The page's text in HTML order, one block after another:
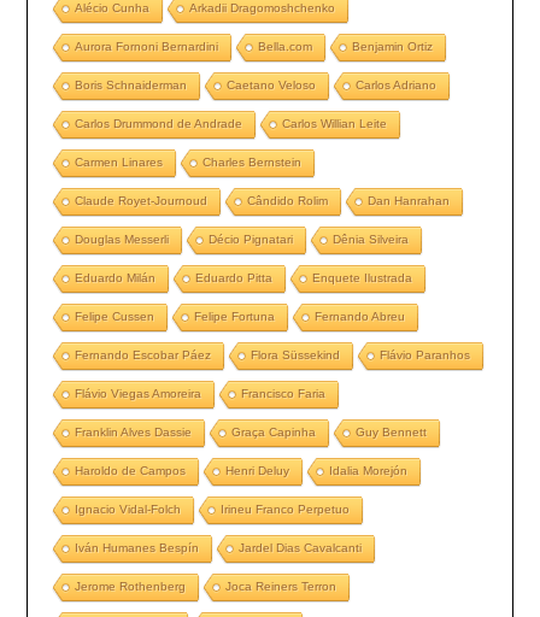
Alécio Cunha Arkadii Dragomoshchenko
Aurora Fornoni Bernardini Bella.com Benjamin Ortiz
Boris Schnaiderman Caetano Veloso Carlos Adriano
Carlos Drummond de Andrade Carlos Willian Leite
Carmen Linares Charles Bernstein
Claude Royet-Journoud Cândido Rolim Dan Hanrahan
Douglas Messerli Décio Pignatari Dênia Silveira
Eduardo Milán Eduardo Pitta Enquete Ilustrada
Felipe Cussen Felipe Fortuna Fernando Abreu
Fernando Escobar Páez Flora Süssekind Flávio Paranhos
Flávio Viegas Amoreira Francisco Faria
Franklin Alves Dassie Graça Capinha Guy Bennett
Haroldo de Campos Henri Deluy Idalia Morejón
Ignacio Vidal-Folch Irineu Franco Perpetuo
Iván Humanes Bespín Jardel Dias Cavalcanti
Jerome Rothenberg Joca Reiners Terron